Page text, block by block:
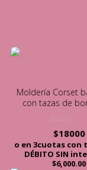
Moldería Corset
con tazas de
Valorado con
5.00
de 5
$18000
o en 3cuotas con
DÉBITO SIN
$6,000.00